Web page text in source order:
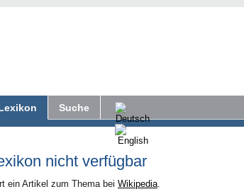
Suche
nicht verfügbar
ein Artikel zum Thema bei Wikipedia.